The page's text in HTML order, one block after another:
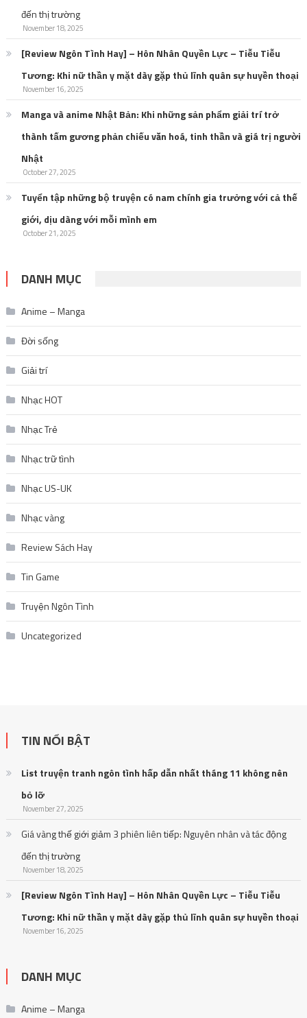
đến thị trường
November 18, 2025
[Review Ngôn Tình Hay] – Hôn Nhân Quyền Lực – Tiễu Tiễu
Tương: Khi nữ thần y mặt dày gặp thủ lĩnh quân sự huyền thoại
November 16, 2025
Manga và anime Nhật Bản: Khi những sản phẩm giải trí trở
thành tấm gương phản chiếu văn hoá, tinh thần và giá trị người
Nhật
October 27, 2025
Tuyển tập những bộ truyện có nam chính gia trưởng với cả thế
giới, dịu dàng với mỗi mình em
October 21, 2025
DANH MỤC
Anime – Manga
Đời sống
Giải trí
Nhạc HOT
Nhạc Trẻ
Nhạc trữ tình
Nhạc US-UK
Nhạc vàng
Review Sách Hay
Tin Game
Truyện Ngôn Tình
Uncategorized
TIN NỔI BẬT
List truyện tranh ngôn tình hấp dẫn nhất tháng 11 không nên
bỏ lỡ
November 27, 2025
Giá vàng thế giới giảm 3 phiên liên tiếp: Nguyên nhân và tác động
đến thị trường
November 18, 2025
[Review Ngôn Tình Hay] – Hôn Nhân Quyền Lực – Tiễu Tiễu
Tương: Khi nữ thần y mặt dày gặp thủ lĩnh quân sự huyền thoại
November 16, 2025
DANH MỤC
Anime – Manga